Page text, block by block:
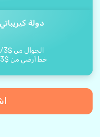
دولة
الجوال من $
3
/
خط أرضي من $
3